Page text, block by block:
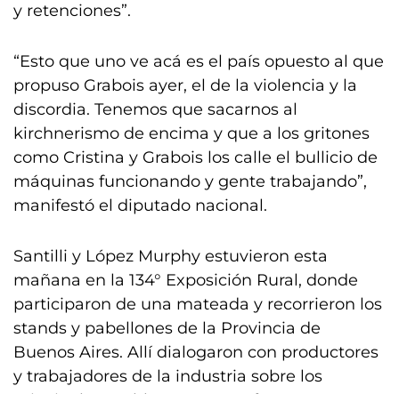
y retenciones”.
“Esto que uno ve acá es el país opuesto al que
propuso Grabois ayer, el de la violencia y la
discordia. Tenemos que sacarnos al
kirchnerismo de encima y que a los gritones
como Cristina y Grabois los calle el bullicio de
máquinas funcionando y gente trabajando”,
manifestó el diputado nacional.
Santilli y López Murphy estuvieron esta
mañana en la 134° Exposición Rural, donde
participaron de una mateada y recorrieron los
stands y pabellones de la Provincia de
Buenos Aires. Allí dialogaron con productores
y trabajadores de la industria sobre los